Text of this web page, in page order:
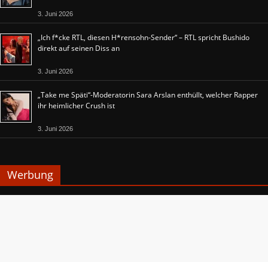
3. Juni 2026
„Ich f*cke RTL, diesen H*rensohn-Sender“ – RTL spricht Bushido
direkt auf seinen Diss an
3. Juni 2026
„Take me Späti“-Moderatorin Sara Arslan enthüllt, welcher Rapper
ihr heimlicher Crush ist
3. Juni 2026
Werbung